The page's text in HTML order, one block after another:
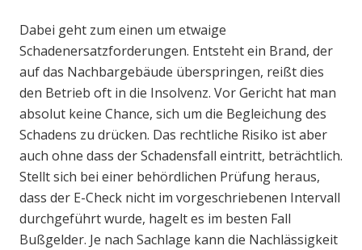
Dabei geht zum einen um etwaige
Schadenersatzforderungen. Entsteht ein Brand, der
auf das Nachbargebäude überspringen, reißt dies
den Betrieb oft in die Insolvenz. Vor Gericht hat man
absolut keine Chance, sich um die Begleichung des
Schadens zu drücken. Das rechtliche Risiko ist aber
auch ohne dass der Schadensfall eintritt, beträchtlich.
Stellt sich bei einer behördlichen Prüfung heraus,
dass der E-Check nicht im vorgeschriebenen Intervall
durchgeführt wurde, hagelt es im besten Fall
Bußgelder. Je nach Sachlage kann die Nachlässigkeit